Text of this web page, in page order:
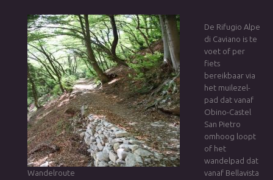
Wandelroute
De Rifugio Alpe
di Caviano is te
voet of per
fiets
bereikbaar via
het muilezel-
pad dat vanaf
Obino-Castel
San Pietro
omhoog loopt
of het
wandelpad dat
vanaf Bellavista